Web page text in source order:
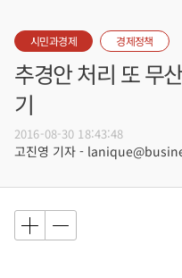
시민과경제 경제정책
추경안 처리 또 무
기
2016-08-30 18:43:48
고진영 기자 -